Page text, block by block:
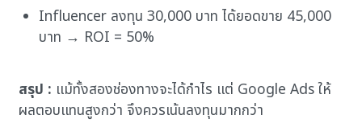
Influencer ลงทุน 30,000 บาท ได้ยอดขาย 45,000
บาท → ROI = 50%
สรุป : แม้ทั้งสองช่องทางจะได้กำไร แต่ Google Ads ให้
ผลตอบแทนสูงกว่า จึงควรเน้นลงทุนมากกว่า